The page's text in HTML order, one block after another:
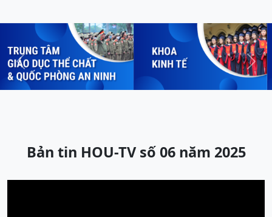
Previous Next
Bản tin HOU-TV số 06 năm 2025